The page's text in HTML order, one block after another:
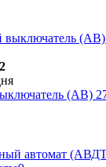
(АВ)